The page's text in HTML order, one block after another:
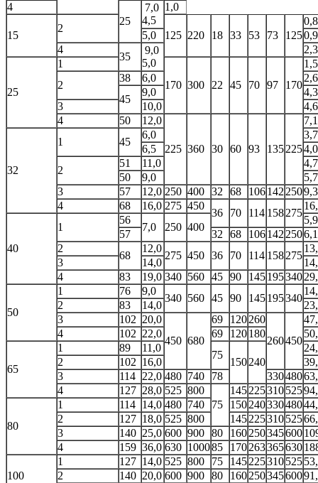
4
25
7,0
4,5
1,0
15
2
125 220 18 33 53 73 125
0,8
5,0
0,9
4
35
9,0
5,0
2,3
25
1
170 300 22 45 70 97 170
1,5
2
38 6,0
2,6
45
9,0
4,3
3
10,0
4,6
4
50 12,0
225 360 30 60 93 135225
7,1
32
1 45
6,0
3,7
6,5
4,0
2
51 11,0
4,7
50
9,0
5,7
3
57 12,0 250 400 32 68 1061422509,3
4
68 16,0 275 450
36 70 114 158275
40
1
56
7,0 250 400
5,9
57
32 68 1061422506,1
2
68
12,0
275 450 36 70 114 158275
3
14,0
4
83 19,0 340 560 45 90 145195340
50
1 76 9,0
340 560 45 90 145195340
2
83 14,0
3
102 20,0
450 680
69 120260
260450
4
102 22,0 69 120180
65
1 89 11,0
75
150240
2
102 16,0
3
114 22,0 480 740 78 330480
4
127 28,0 525 800
75
145225310525
80
1 114 14,0 480 740 150240330480
2
127 18,0 525 800 145225310525
3
140 25,0 600 900 80 160250345600
4
159 36,0 630 100085 170263365630
100
1 127 14,0 525 800 75 145225310525
2
140 20,0 600 900 80 160250345600